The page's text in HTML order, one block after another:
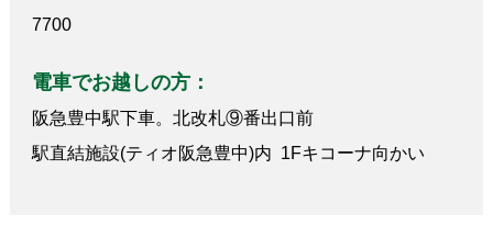
7700
電車でお越しの方：
阪急豊中駅下車。北改札⑨番出口前
駅直結施設(ティオ阪急豊中)内 1Fキコーナ向かい